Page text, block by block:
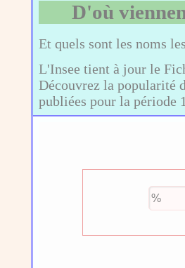
D'où
Et quels sont les noms
L'Insee tient à jour le
Découvrez la popularité
publiées pour la période